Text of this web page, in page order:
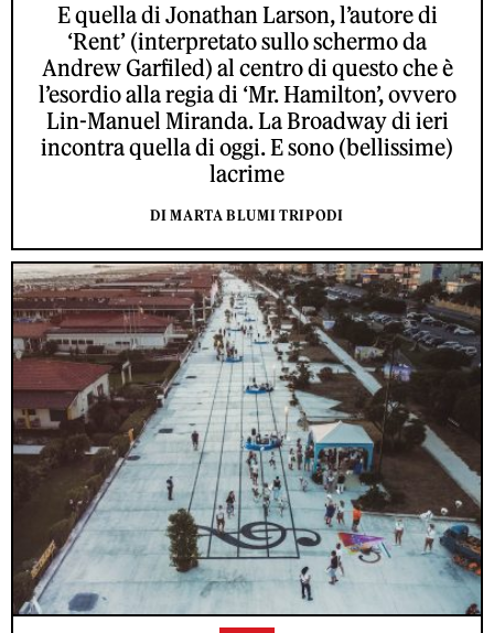
E quella di Jonathan Larson, l’autore di
‘Rent’ (interpretato sullo schermo da
Andrew Garfiled) al centro di questo che è
l’esordio alla regia di ‘Mr. Hamilton’, ovvero
Lin-Manuel Miranda. La Broadway di ieri
incontra quella di oggi. E sono (bellissime)
lacrime
DI MARTA BLUMI TRIPODI